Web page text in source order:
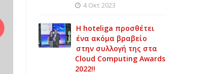
4 Οκτ 2023
Η hoteliga προσθέτει
ένα ακόμα βραβείο
στην συλλογή της στα
Cloud Computing Awards
2022!!